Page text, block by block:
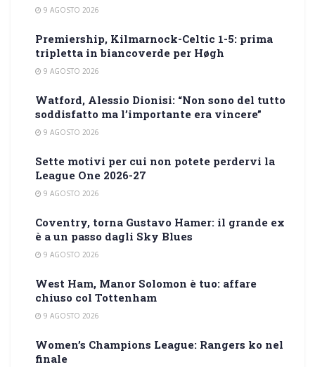
9 AGOSTO 2026
Premiership, Kilmarnock-Celtic 1-5: prima
tripletta in biancoverde per Høgh
9 AGOSTO 2026
Watford, Alessio Dionisi: “Non sono del tutto
soddisfatto ma l’importante era vincere”
9 AGOSTO 2026
Sette motivi per cui non potete perdervi la
League One 2026-27
9 AGOSTO 2026
Coventry, torna Gustavo Hamer: il grande ex
è a un passo dagli Sky Blues
9 AGOSTO 2026
West Ham, Manor Solomon è tuo: affare
chiuso col Tottenham
9 AGOSTO 2026
Women’s Champions League: Rangers ko nel
finale